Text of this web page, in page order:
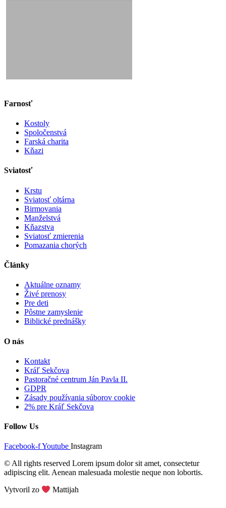
Farnosť
Kostoly
Spoločenstvá
Farská charita
Kňazi
Sviatosť
Krstu
Sviatosť oltárna
Birmovania
Manželstvá
Kňazstva
Sviatosť zmierenia
Pomazania chorých
Články
Aktuálne oznamy
Živé prenosy
Pre deti
Pôstne zamyslenie
Biblické prednášky
O nás
Kontakt
Kráľ Sekčova
Pastoračné centrum Ján Pavla II.
GDPR
Zásady používania súborov cookie
2% pre Kráľ Sekčova
Follow Us
Facebook-fYoutube Instagram
© All rights reserved Lorem ipsum dolor sit amet, consectetur
adipiscing elit. Aenean malesuada molestie neque non lobortis.
Vytvoril zo Mattijah